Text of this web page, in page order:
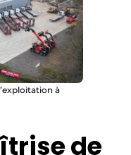
à
de